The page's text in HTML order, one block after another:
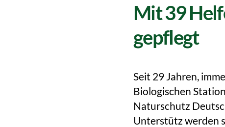
Mit 39
gepflegt
Seit 29 Jahren,
Biologischen
Naturschutz
Unterstütz werden